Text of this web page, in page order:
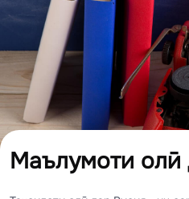
и
л
о
т
Маълумоти олӣ